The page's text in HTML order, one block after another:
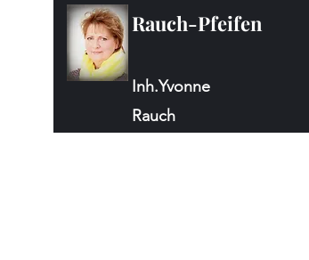
Rauch-Pfeifen
Inh.Yvonne
Rauch